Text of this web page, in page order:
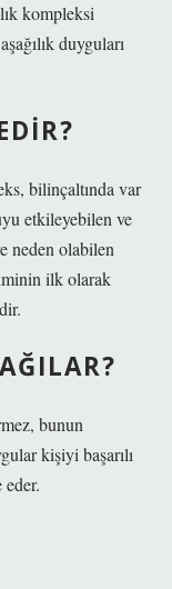
kompleksi
duyguları
bilinçaltında var
etkileyebilen ve
neden olabilen
ilk olarak
bunun
kişiyi başarılı